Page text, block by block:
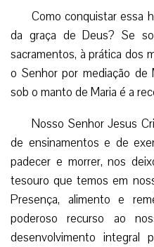
Como conquistar essa
da graça de Deus? Se
sacramentos, à prática dos
o Senhor por mediação de
sob o manto de Maria é a
Nosso Senhor Jesus
de ensinamentos e de
padecer e morrer, nos
tesouro que temos em
Presença, alimento e
poderoso recurso ao
desenvolvimento integral